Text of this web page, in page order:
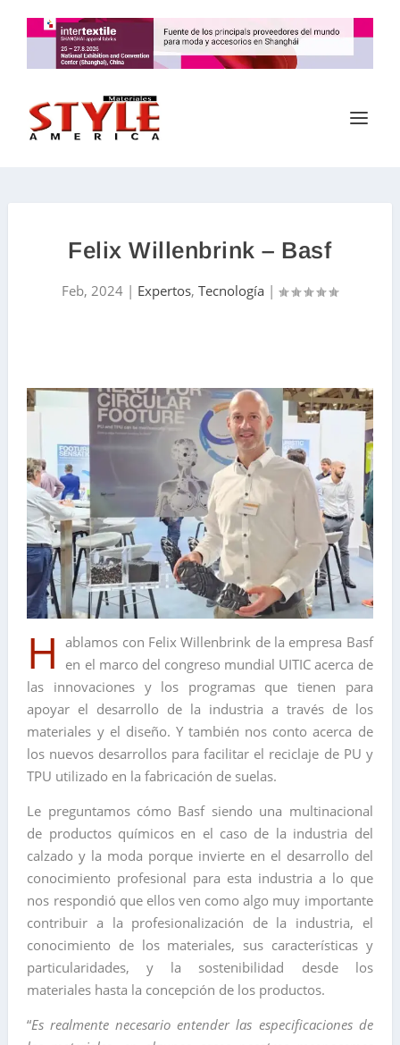
Felix Willenbrink – Basf
Feb, 2024 | Expertos,Tecnología |
H
ablamos con Felix Willenbrink de la empresa Basf
en el marco del congreso mundial UITIC acerca de
las innovaciones y los programas que tienen para
apoyar el desarrollo de la industria a través de los
materiales y el diseño. Y también nos conto acerca de
los nuevos desarrollos para facilitar el reciclaje de PU y
TPU utilizado en la fabricación de suelas.
Le preguntamos cómo Basf siendo una multinacional
de productos químicos en el caso de la industria del
calzado y la moda porque invierte en el desarrollo del
conocimiento profesional para esta industria a lo que
nos respondió que ellos ven como algo muy importante
contribuir a la profesionalización de la industria, el
conocimiento de los materiales, sus características y
particularidades, y la sostenibilidad desde los
materiales hasta la concepción de los productos.
“Es realmente necesario entender las especificaciones de